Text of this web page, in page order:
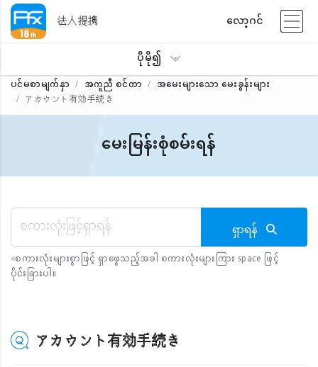
法人提携
လော့ဂင်
ပိုမို၍
ပင်မစာမျက်နှာ အကူညီ စင်တာ
အမေးများသော မေးခွန်းများ
アカウント有効手続き
မေးမြန်းစုံစမ်းရန်
ရှာရန်
※စကားလုံးများစွာဖြင့် ရှာဖွေသည့်အခါ စကားလုံးများကြား space ဖြင့်
ပိုင်းခြားပါ။
アカウント有効手続き